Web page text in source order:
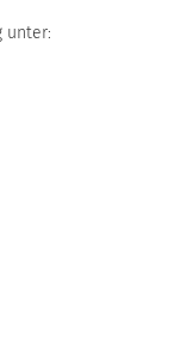
unter: